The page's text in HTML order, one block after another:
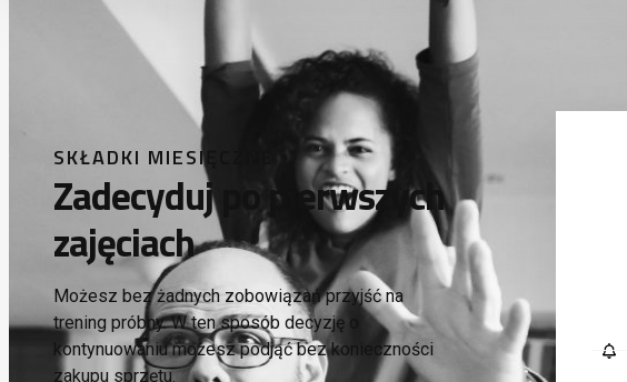
SKŁADKI MIESIĘCZNE
Zadecyduj po pierwszych
zajęciach
Możesz bez żadnych zobowiązań przyjść na
trening próbny. W ten sposób decyzję o
kontynuowaniu możesz podjąć bez konieczności
zakupu sprzętu.